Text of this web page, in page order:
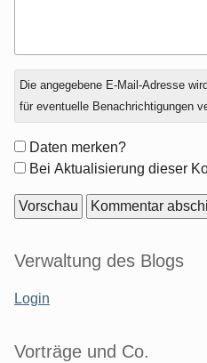
Antwort
zu
Die angegebene E-Mail-Adresse
für eventuelle Benachrichtigungen
Formular-
Optionen
Daten merken?
Bei Aktualisierung dieser
Seitenleiste
Verwaltung des Blogs
Login
Vorträge und Co.